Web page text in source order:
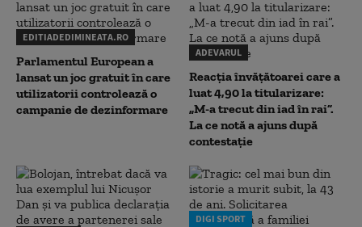
EDITIADEDIMINEATA.RO
Parlamentul European a
lansat un joc gratuit în care
utilizatorii controlează o
campanie de dezinformare
ADEVARUL
Reacția învățătoarei care a
luat 4,90 la titularizare:
„M-a trecut din iad în rai”.
La ce notă a ajuns după
contestație
DIGI SPORT